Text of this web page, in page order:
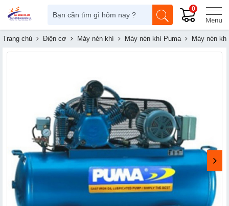
0
Trang chủ Điện cơ Máy nén khí Máy nén khí Puma Máy nén